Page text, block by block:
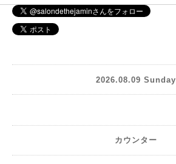
2026.08.09 Sunday
カウンター